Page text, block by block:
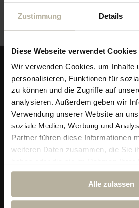
Zustimmung Details
Diese Webseite verwendet Cookies
Wir verwenden Cookies, um Inhalte
personalisieren, Funktionen für
zu können und die Zugriffe auf
analysieren. Außerdem geben wir
Verwendung unserer Website an
soziale Medien, Werbung und
Partner führen diese Informationen
weiteren Daten zusammen, die Sie
gesammelt haben.
Alle zulassen
Abteilung für Marketing und
Alpin & Wellness Resort
87534 Oberstaufen-